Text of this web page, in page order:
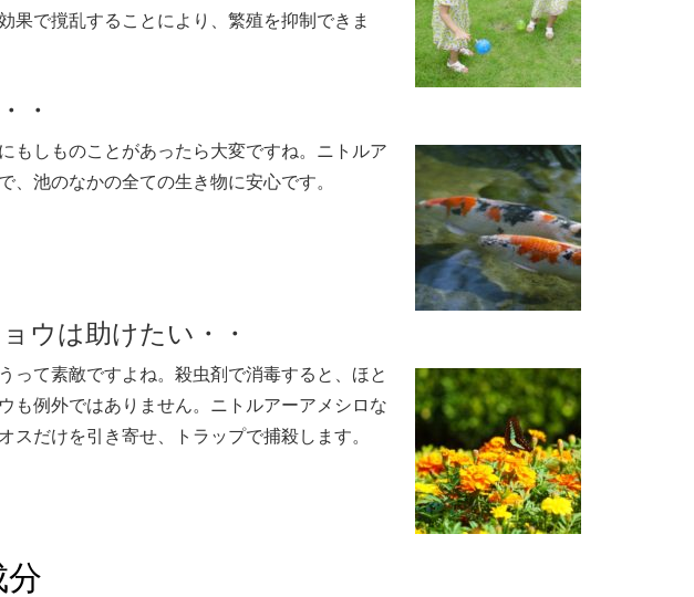
果で撹乱することにより、繁殖を抑制できま
・
もしものことがあったら大変ですね。ニトルア
、池のなかの全ての生き物に安心です。
ウは助けたい・・
って素敵ですよね。殺虫剤で消毒すると、ほと
も例外ではありません。ニトルアーアメシロな
スだけを引き寄せ、トラップで捕殺します。
分